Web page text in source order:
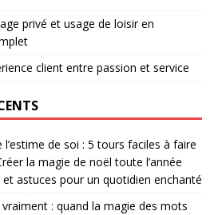
privé et usage de loisir en
client entre passion et service
de soi : 5 tours faciles à faire
la magie de noël toute l’année
astuces pour un quotidien enchanté
: quand la magie des mots